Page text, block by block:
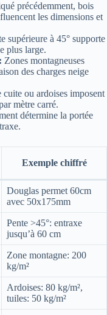
précédemment, bois
les dimensions et
supérieure à 45° supporte
plus large.
Zones montagneuses
des charges neige
cuite ou ardoises imposent
mètre carré.
détermine la portée
Exemple chiffré
Douglas permet 60cm
avec 50x175mm
Pente >45°: entraxe
jusqu’à 60 cm
Zone montagne: 200
kg/m²
Ardoises: 80 kg/m²,
tuiles: 50 kg/m²